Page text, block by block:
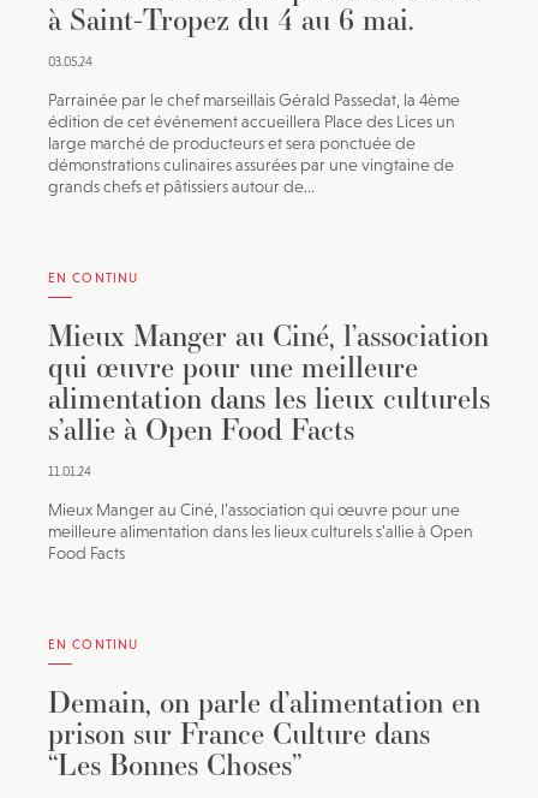
à Saint-Tropez du 4 au 6 mai.
03.05.24
Parrainée par le chef marseillais Gérald Passedat, la 4ème
édition de cet événement accueillera Place des Lices un
large marché de producteurs et sera ponctuée de
démonstrations culinaires assurées par une vingtaine de
grands chefs et pâtissiers autour de...
EN CONTINU
Mieux Manger au Ciné, l’association
qui œuvre pour une meilleure
alimentation dans les lieux culturels
s’allie à Open Food Facts
11.01.24
Mieux Manger au Ciné, l’association qui œuvre pour une
meilleure alimentation dans les lieux culturels s’allie à Open
Food Facts
EN CONTINU
Demain, on parle d’alimentation en
prison sur France Culture dans
“Les Bonnes Choses”